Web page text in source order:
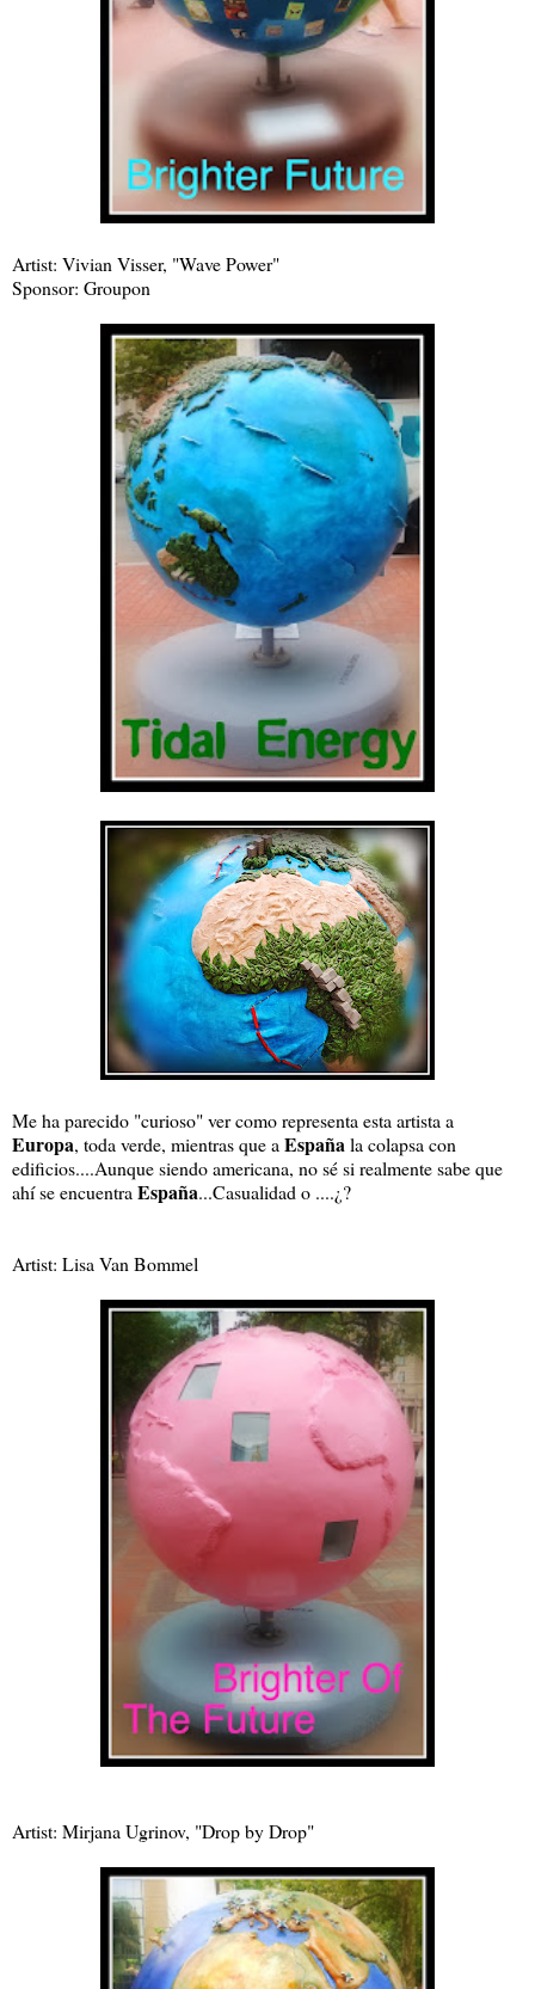
Artist: Vivian Visser, "Wave Power"
Sponsor: Groupon
Me ha parecido "curioso" ver como representa esta artista a
Europa, toda verde, mientras que a Españala colapsa con
edificios....Aunque siendo americana, no sé si realmente sabe que
ahí se encuentra España...Casualidad o ....¿?
Artist: Lisa Van Bommel
Artist: Mirjana Ugrinov, "Drop by Drop"